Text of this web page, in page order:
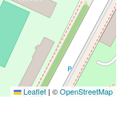
Leaflet | ©OpenStreetMap